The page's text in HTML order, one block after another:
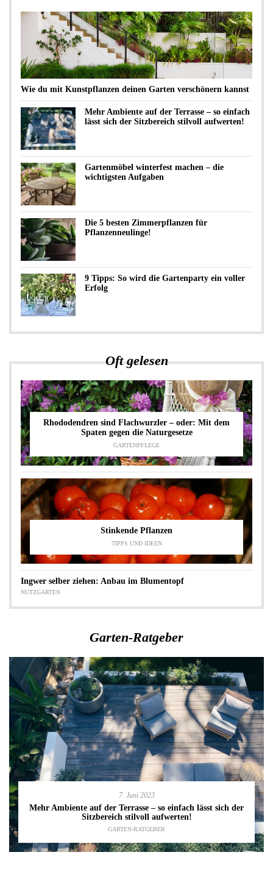
Wie du mit Kunstpflanzen deinen Garten verschönern kannst
Mehr Ambiente auf der Terrasse – so einfach
lässt sich der Sitzbereich stilvoll aufwerten!
Gartenmöbel winterfest machen – die
wichtigsten Aufgaben
Die 5 besten Zimmerpflanzen für
Pflanzenneulinge!
9 Tipps: So wird die Gartenparty ein voller
Erfolg
Oft gelesen
Rhododendren sind Flachwurzler – oder: Mit dem
Spaten gegen die Naturgesetze
GARTENPFLEGE
Stinkende Pflanzen
TIPPS UND IDEEN
Ingwer selber ziehen: Anbau im Blumentopf
NUTZGARTEN
Garten-Ratgeber
7. Juni 2023
Mehr Ambiente auf der Terrasse – so einfach lässt sich der
Sitzbereich stilvoll aufwerten!
GARTEN-RATGEBER